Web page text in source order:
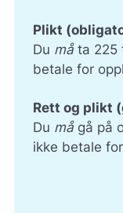
Plikt
Du måta 225
betale for
Rett og plikt
Du mågå på
ikke betale